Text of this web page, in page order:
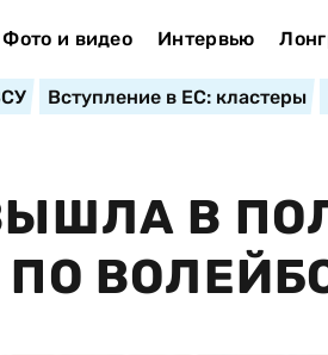
Фото и видео Интервью
Вступление в ЕС: кластеры
В